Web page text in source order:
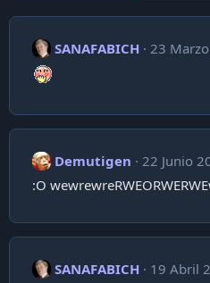
SANAFABICH 23
Demutigen
22 Junio
:O
SANAFABICH
19 Abril